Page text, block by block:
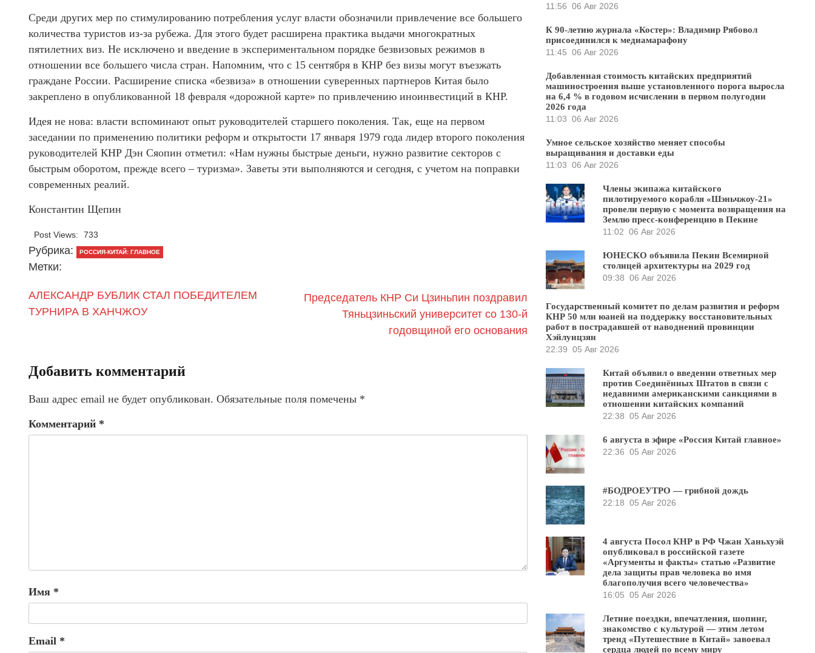
Среди других мер по стимулированию потребления услуг власти обозначили привлечение все большего
количества туристов из-за рубежа. Для этого будет расширена практика выдачи многократных
пятилетних виз. Не исключено и введение в экспериментальном порядке безвизовых режимов в
отношении все большего числа стран. Напомним, что с 15 сентября в КНР без визы могут въезжать
граждане России. Расширение списка «безвиза» в отношении суверенных партнеров Китая было
закреплено в опубликованной 18 февраля «дорожной карте» по привлечению иноинвестиций в КНР.
Идея не нова: власти вспоминают опыт руководителей старшего поколения. Так, еще на первом
заседании по применению политики реформ и открытости 17 января 1979 года лидер второго поколения
руководителей КНР Дэн Сяопин отметил: «Нам нужны быстрые деньги, нужно развитие секторов с
быстрым оборотом, прежде всего – туризма». Заветы эти выполняются и сегодня, с учетом на поправки
современных реалий.
Константин Щепин
Post Views: 733
Рубрика: РОССИЯ-КИТАЙ: ГЛАВНОЕ
Метки:
АЛЕКСАНДР БУБЛИК СТАЛ ПОБЕДИТЕЛЕМ
ТУРНИРА В ХАНЧЖОУ
Председатель КНР Си Цзиньпин поздравил
Тяньцзиньский университет со 130-й
годовщиной его основания
Добавить комментарий
Ваш адрес email не будет опубликован. Обязательные поля помечены *
Комментарий *
Имя *
Email *
11:56 06 Авг 2026
К 90-летию журнала «Костер»: Владимир Рябовол
присоединился к медиамарафону
11:45 06 Авг 2026
Добавленная стоимость китайских предприятий
машиностроения выше установленного порога выросла
на 6,4 % в годовом исчислении в первом полугодии
2026 года
11:03 06 Авг 2026
Умное сельское хозяйство меняет способы
выращивания и доставки еды
11:03 06 Авг 2026
Члены экипажа китайского
пилотируемого корабля «Шэньчжоу-21»
провели первую с момента возвращения на
Землю пресс-конференцию в Пекине
11:02 06 Авг 2026
ЮНЕСКО объявила Пекин Всемирной
столицей архитектуры на 2029 год
09:38 06 Авг 2026
Государственный комитет по делам развития и реформ
КНР 50 млн юаней на поддержку восстановительных
работ в пострадавшей от наводнений провинции
Хэйлунцзян
22:39 05 Авг 2026
Китай объявил о введении ответных мер
против Соединённых Штатов в связи с
недавними американскими санкциями в
отношении китайских компаний
22:38 05 Авг 2026
6 августа в эфире «Россия Китай главное»
22:36 05 Авг 2026
#БОДРОЕУТРО — грибной дождь
22:18 05 Авг 2026
4 августа Посол КНР в РФ Чжан Ханьхуэй
опубликовал в российской газете
«Аргументы и факты» статью «Развитие
дела защиты прав человека во имя
благополучия всего человечества»
16:05 05 Авг 2026
Летние поездки, впечатления, шопинг,
знакомство с культурой — этим летом
тренд «Путешествие в Китай» завоевал
сердца людей по всему миру